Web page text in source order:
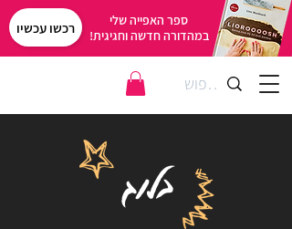
רכשו עכשיו
ספר האפייה שלי
במהדורה חדשה וחגיגית!
בלוג